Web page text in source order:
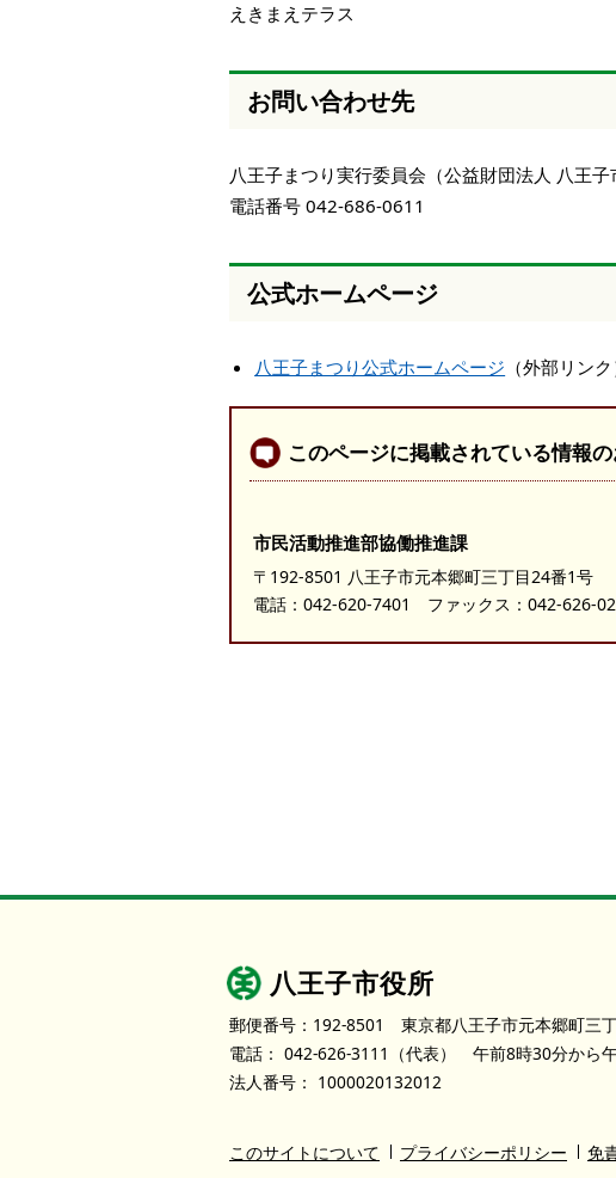
えきまえテラス
お問い合わせ先
八王子まつり実行委員会（公益財団法人 八王
電話番号 042-686-0611
公式ホームページ
八王子まつり公式ホームページ （外部リンク
このページに掲載されている情報
市民活動推進部協働推進課
〒192-8501 八王子市元本郷町三丁目24番1号
電話： 042-620-7401 ファックス：042-626-
八王子市役所
郵便番号：192-8501 東京都八王子市元本郷町三
電話： 042-626-3111 （代表） 午前8時30分から
法人番号： 1000020132012
このサイトについて プライバシーポリシー 免